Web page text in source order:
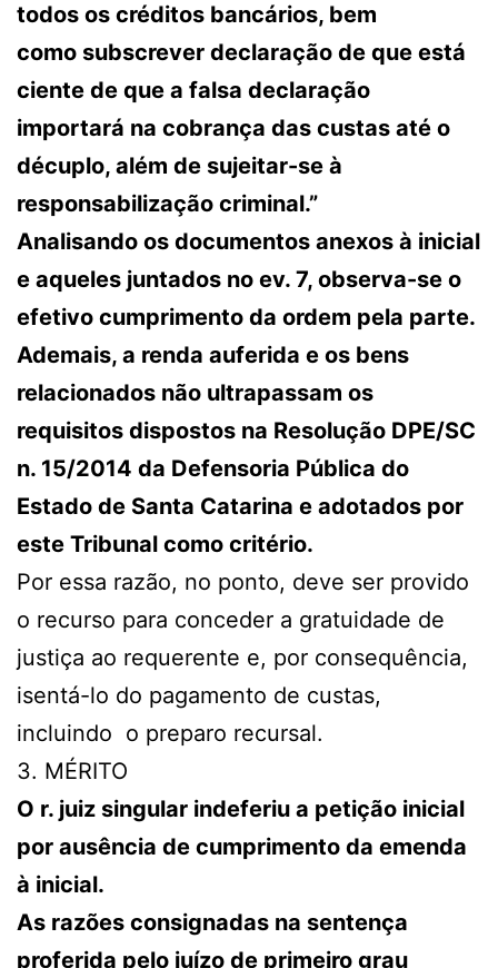
todos os créditos bancários, bem
como subscrever declaração de que está
ciente de que a falsa declaração
importará na cobrança das custas até o
décuplo, além de sujeitar-se à
responsabilização criminal.”
Analisando os documentos anexos à inicial
e aqueles juntados no ev. 7, observa-se o
efetivo cumprimento da ordem pela parte.
Ademais, a renda auferida e os bens
relacionados não ultrapassam os
requisitos dispostos na Resolução DPE/SC
n. 15/2014 da Defensoria Pública do
Estado de Santa Catarina e adotados por
este Tribunal como critério.
Por essa razão, no ponto, deve ser provido
o recurso para conceder a gratuidade de
justiça ao requerente e, por consequência,
isentá-lo do pagamento de custas,
incluindo o preparo recursal.
3. MÉRITO
O r. juiz singular indeferiu a petição inicial
por ausência de cumprimento da emenda
à inicial.
As razões consignadas na sentença
proferida pelo juízo de primeiro grau